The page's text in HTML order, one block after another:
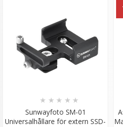
Sunwayfoto SM-01
Universalhållare för extern SSD-
★ ★ ★ ★ ★